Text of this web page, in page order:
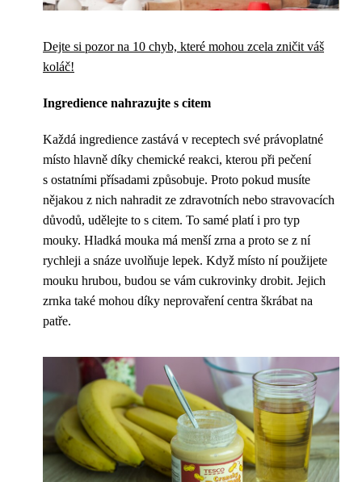
Dejte si pozor na 10 chyb, které mohou zcela zničit váš
koláč!
Ingredience nahrazujte s citem
Každá ingredience zastává v receptech své právoplatné
místo hlavně díky chemické reakci, kterou při pečení
s ostatními přísadami způsobuje. Proto pokud musíte
nějakou z nich nahradit ze zdravotních nebo stravovacích
důvodů, udělejte to s citem. To samé platí i pro typ
mouky. Hladká mouka má menší zrna a proto se z ní
rychleji a snáze uvolňuje lepek. Když místo ní použijete
mouku hrubou, budou se vám cukrovinky drobit. Jejich
zrnka také mohou díky neprovaření centra škrábat na
patře.